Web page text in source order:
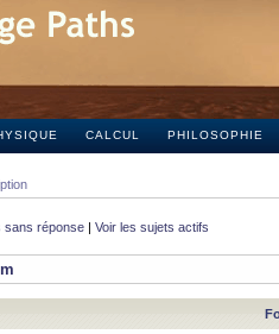
CALCUL PHILOSOPHIE
sans réponse | Voir les sujets actifs